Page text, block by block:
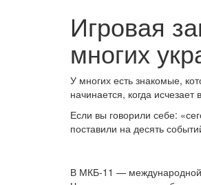
Игровая
многих
У многих есть знакомые,
начинается, когда исчезает
Если вы говорили себе:
поставили на десять
В МКБ-11 — международной